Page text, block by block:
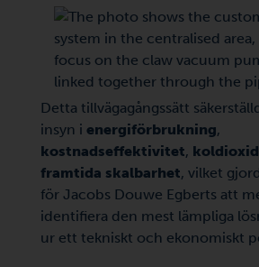
Detta tillvägagångssätt
insyn i energiförbrukning,
kostnadseffektivitet,
framtida skalbarhet, vilket
för Jacobs Douwe Egberts att
identifiera den mest lämpliga
ur ett tekniskt och ekonomiskt